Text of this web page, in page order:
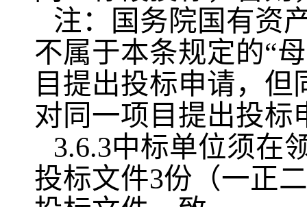
注：国务院国有资
不属于本条规定的“
目提出投标申请，
对同一项目提出投标
3.6.3中标单位须在
投标文件3份（一正